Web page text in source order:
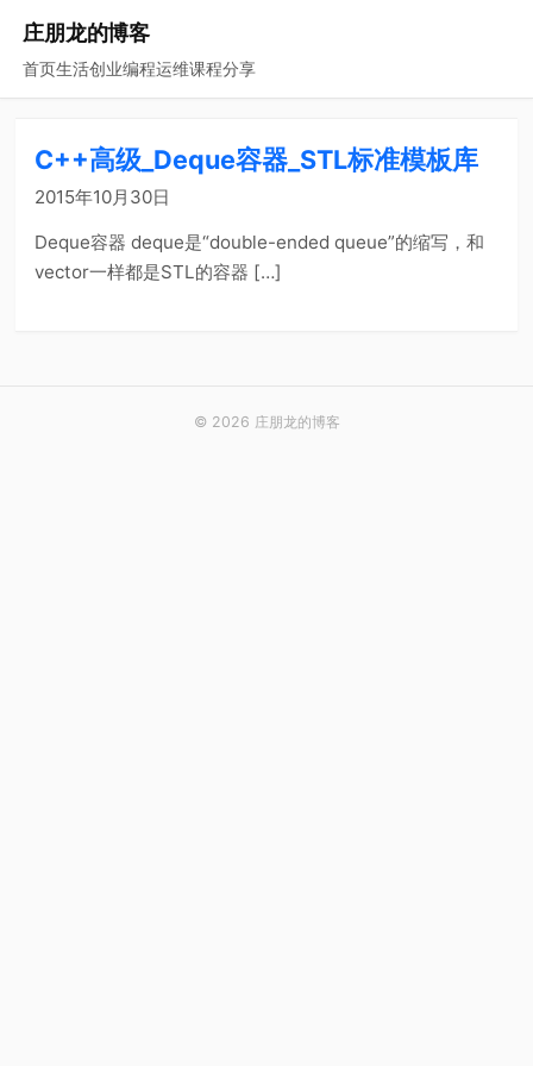
庄朋龙的博客
首页生活创业编程运维课程分享
C++高级_Deque容器_STL标准模板库
2015年10月30日
Deque容器 deque是“double-ended queue”的缩写，和
vector一样都是STL的容器 […]
© 2026 庄朋龙的博客